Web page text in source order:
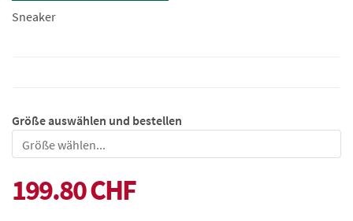
Sneaker
Größe auswählen und bestellen
Größe
199.80 CHF